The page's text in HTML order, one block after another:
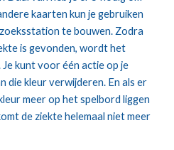
kaarten kun je gebruiken
te bouwen. Zodra
is gevonden, wordt het
kunt voor één actie op je
die kleur verwijderen. En als er
meer op het spelbord liggen
de ziekte helemaal niet meer